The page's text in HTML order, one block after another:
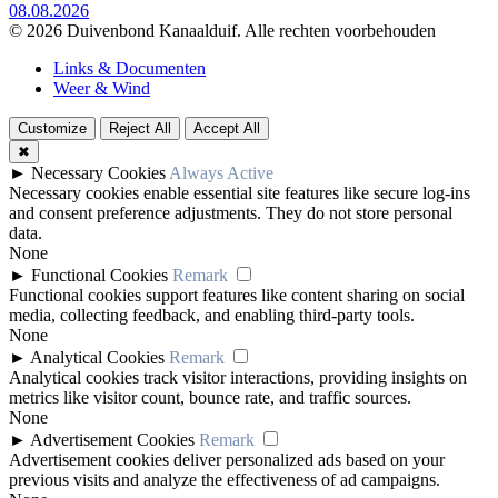
08.08.2026
© 2026 Duivenbond Kanaalduif. Alle rechten voorbehouden
Links & Documenten
Weer & Wind
Customize Reject All
Accept All
✖
► Necessary Cookies Always Active
Necessary cookies enable essential site features like secure log-ins
and consent preference adjustments. They do not store personal
data.
None
► Functional Cookies Remark
Functional cookies support features like content sharing on social
media, collecting feedback, and enabling third-party tools.
None
► Analytical Cookies Remark
Analytical cookies track visitor interactions, providing insights on
metrics like visitor count, bounce rate, and traffic sources.
None
► Advertisement Cookies Remark
Advertisement cookies deliver personalized ads based on your
previous visits and analyze the effectiveness of ad campaigns.